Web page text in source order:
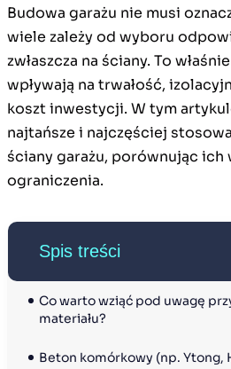
Budowa garażu nie musi
wiele zależy od wyboru
zwłaszcza na ściany. To
wpływają na trwałość,
koszt inwestycji. W tym
najtańsze i najczęściej
ściany garażu, porównując ich
ograniczenia.
Spis treści
Co warto wziąć pod uwagę
materiału?
Beton komórkowy (np. Ytong,